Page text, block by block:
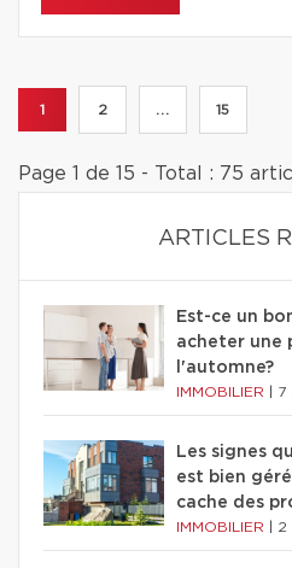
1 2 ... 15
Page 1 de 15 - Total : 75
ARTICLES
Est-ce un
acheter une
l'automne?
IMMOBILIER 7
Les signes
est bien
cache des
IMMOBILIER 2